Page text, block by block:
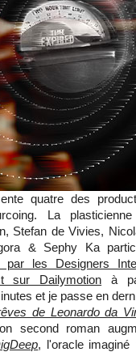
quatre des
La
Stefan de Vivies,
& Sephy Ka
par les Designers
sur Dailymotion à
et je passe en
de Leonardo da
second roman
, l'oracle imaginé